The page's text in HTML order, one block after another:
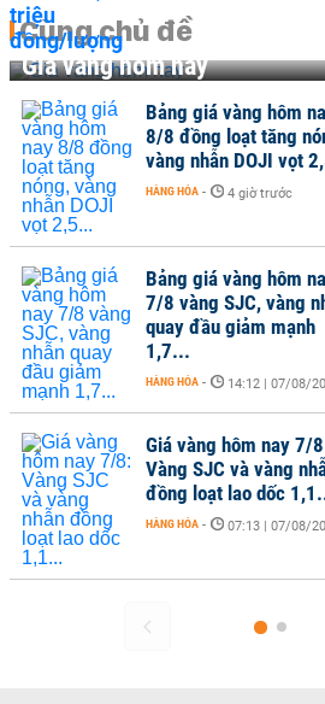
Cùng chủ đề
Giá vàng hôm nay
Bảng giá vàng hôm
8/8 đồng loạt tăng
vàng nhẫn DOJI vọt
HÀNG HÓA - 4 giờ trước
Bảng giá vàng hôm
7/8 vàng SJC, vàng
quay đầu giảm mạnh
1,7...
HÀNG HÓA - 14:12 | 07/08/
Giá vàng hôm nay 7/
Vàng SJC và vàng
đồng loạt lao dốc
HÀNG HÓA - 07:13 | 07/08/